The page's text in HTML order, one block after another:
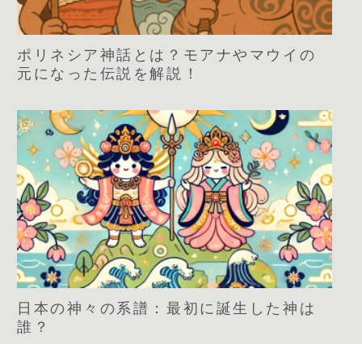
ポリネシア神話とは？モアナやマウイの
元になった伝説を解説！
日本の神々の系譜：最初に誕生した神は
誰？